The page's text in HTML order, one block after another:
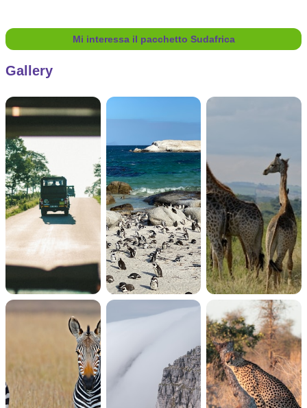
Mi interessa il pacchetto Sudafrica
Gallery